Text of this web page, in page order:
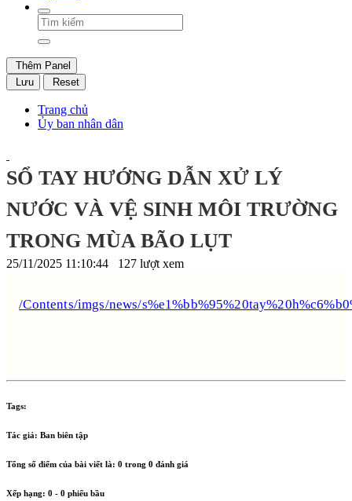
Thêm Panel
Lưu
Reset
Trang chủ
Ủy ban nhân dân
SỔ TAY HƯỚNG DẪN XỬ LÝ
NƯỚC VÀ VỆ SINH MÔI TRƯỜNG
TRONG MÙA BÃO LỤT
25/11/2025 11:10:44 127 lượt xem
/Contents/imgs/news/
Tags:
Tác giả: Ban biên tập
Tổng số điểm của bài viết là: 0 trong 0 đánh giá
Xếp hạng: 0 - 0 phiếu bầu